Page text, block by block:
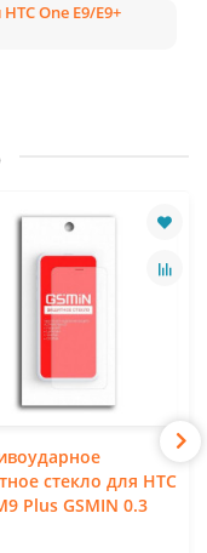
One E9/E9+
стекло для HTC
Plus GSMIN 0.3